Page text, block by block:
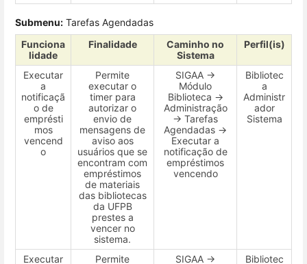
Submenu: Tarefas Agendadas
Funciona
lidade
Finalidade
Caminho no
Sistema
Perfil(is)
Executar
a
notificaçã
o de
emprésti
mos
vencend
o
Permite
executar o
timer para
autorizar o
envio de
mensagens de
aviso aos
usuários que se
encontram com
empréstimos
de materiais
das bibliotecas
da UFPB
prestes a
vencer no
sistema.
SIGAA →
Módulo
Biblioteca →
Administração
→ Tarefas
Agendadas →
Executar a
notificação de
empréstimos
vencendo
Bibliotec
a
Administr
ador
Sistema
Executar
Permite
SIGAA →
Bibliotec